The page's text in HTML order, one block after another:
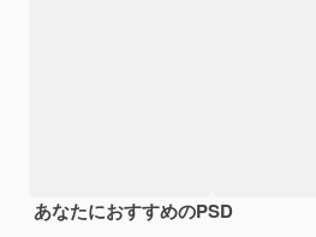
あなたにおすすめのPSD